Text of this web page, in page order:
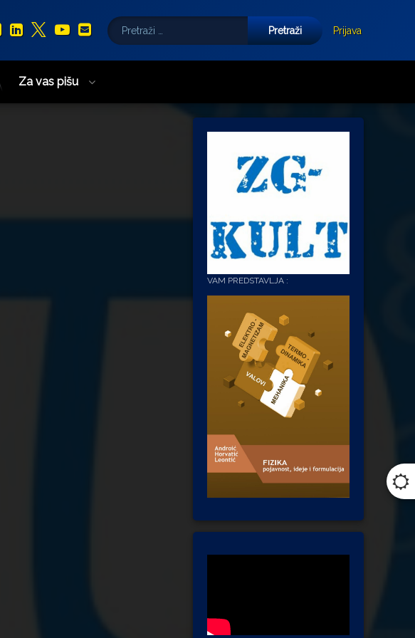
Facebook
LinkedIn
X.com
YouTube
E-mail
Pretraži:
Prijava
Za vas pišu
VAM PREDSTAVLJA :